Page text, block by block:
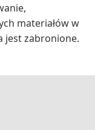
materiałów w
jest zabronione.